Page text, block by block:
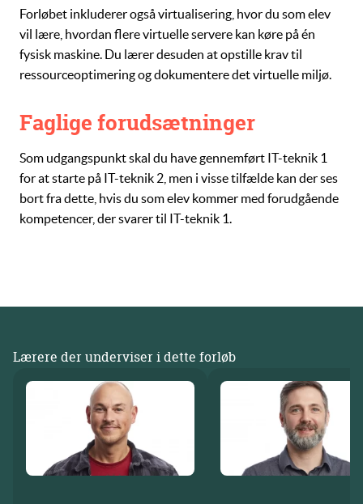
Forløbet inkluderer ogsåvirtualisering , hvor du som elev
vil lære, hvordan flere virtuelle servere kan køre på én
fysisk maskine. Du lærer desuden at opstille krav til
ressourceoptimeringog dokumentere det virtuelle miljø.
Faglige forudsætninger
Som udgangspunkt skal du have gennemført IT-teknik 1
for at starte på IT-teknik 2 , men i visse tilfælde kan der ses
bort fra dette, hvis du som elev kommer med forudgående
kompetencer, der svarer til IT-teknik 1.
Lærere der underviser i dette forløb